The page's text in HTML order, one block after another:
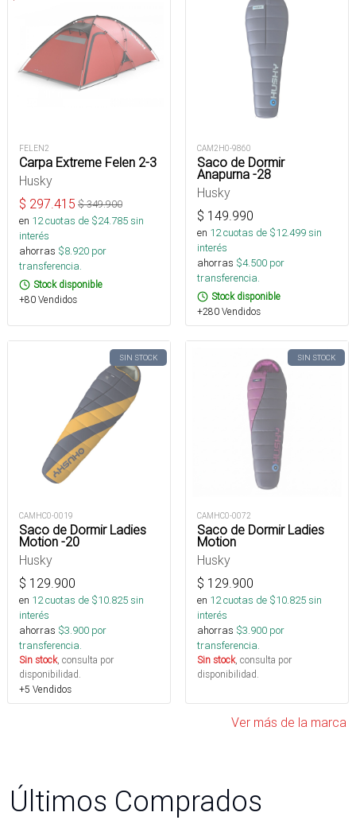
FELEN2
Carpa Extreme Felen 2-3
Husky
$ 297.415 $349.900
en 12cuotas de $24.785sin
interés
ahorras $8.920 por
transferencia.
Stock disponible
+80 Vendidos
CAM2H0-9860
Saco de Dormir
Anapurna -28
Husky
$ 149.990
en 12cuotas de $12.499sin
interés
ahorras $4.500 por
transferencia.
Stock disponible
+280 Vendidos
SIN STOCK
CAMHC0-0019
Saco de Dormir Ladies
Motion -20
Husky
$ 129.900
en 12cuotas de $10.825sin
interés
ahorras $3.900 por
transferencia.
Sin stock, consulta por
disponibilidad.
+5 Vendidos
SIN STOCK
CAMHC0-0072
Saco de Dormir Ladies
Motion
Husky
$ 129.900
en 12cuotas de $10.825sin
interés
ahorras $3.900 por
transferencia.
Sin stock, consulta por
disponibilidad.
Ver más de la marca
Últimos Comprados